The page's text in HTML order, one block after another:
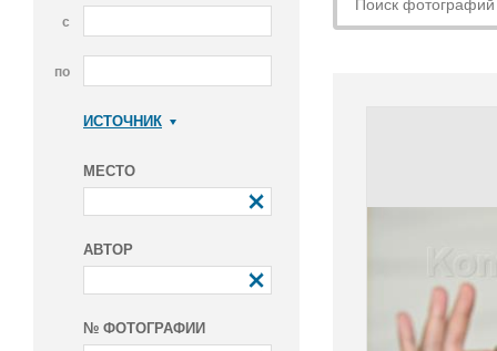
с
по
ИСТОЧНИК
МЕСТО
АВТОР
№ ФОТОГРАФИИ